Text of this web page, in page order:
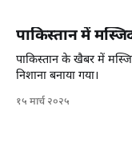
पाकिस्तान में
पाकिस्तान के खैबर में
निशाना बनाया गया।
१५ मार्च २०२५